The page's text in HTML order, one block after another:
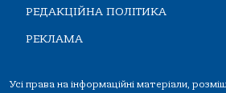
РЕДАКЦІЙНА ПОЛІТИКА
РЕКЛАМА
Усі права на інформаційні матеріали,